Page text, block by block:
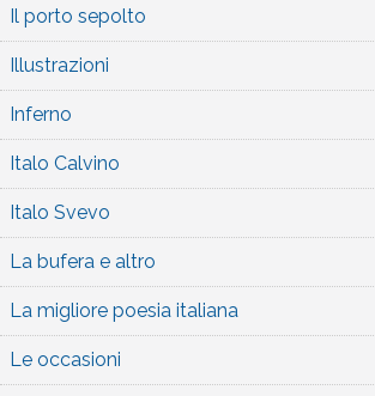
Il porto sepolto
Illustrazioni
Inferno
Italo Calvino
Italo Svevo
La bufera e altro
La migliore poesia italiana
Le occasioni